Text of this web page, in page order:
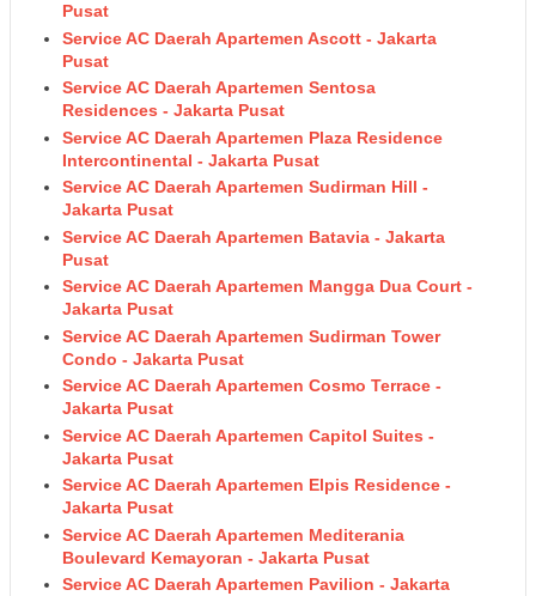
Pusat
Service AC Daerah Apartemen Ascott - Jakarta
Pusat
Service AC Daerah Apartemen Sentosa
Residences - Jakarta Pusat
Service AC Daerah Apartemen Plaza Residence
Intercontinental - Jakarta Pusat
Service AC Daerah Apartemen Sudirman Hill -
Jakarta Pusat
Service AC Daerah Apartemen Batavia - Jakarta
Pusat
Service AC Daerah Apartemen Mangga Dua Court -
Jakarta Pusat
Service AC Daerah Apartemen Sudirman Tower
Condo - Jakarta Pusat
Service AC Daerah Apartemen Cosmo Terrace -
Jakarta Pusat
Service AC Daerah Apartemen Capitol Suites -
Jakarta Pusat
Service AC Daerah Apartemen Elpis Residence -
Jakarta Pusat
Service AC Daerah Apartemen Mediterania
Boulevard Kemayoran - Jakarta Pusat
Service AC Daerah Apartemen Pavilion - Jakarta